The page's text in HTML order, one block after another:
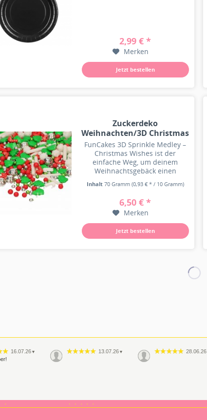
2,99 € *
Merken
Jetzt bestellen
Zuckerdeko
Weihnachten/3D Christmas
Medley 70g
FunCakes 3D Sprinkle Medley –
Christmas Wishes ist der
einfache Weg, um deinem
Weihnachtsgebäck einen
warmen und fröhlichen
Feiertags-Look zu verleihen! Rot-
weiße Streusel, glänzende
Perlen und festliche grüne
Weihnachtsbäumchen bringen...
Inhalt 70 Gramm (0,93 € * / 10 Gramm)
6,50 € *
Merken
Jetzt bestellen
16.07.26 ▼ 13.07.26 ▼ 28.06.26
29.05.26▼ 26.05.26▼